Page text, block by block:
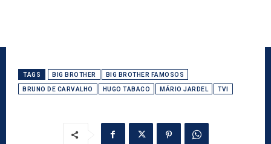
TAGS BIG BROTHER BIG BROTHER FAMOSOS
BRUNO DE CARVALHO HUGO TABACO MÁRIO JARDEL TVI